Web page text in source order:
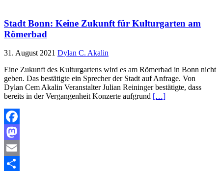
Stadt Bonn: Keine Zukunft für Kulturgarten am
Römerbad
31. August 2021 Dylan C. Akalin
Eine Zukunft des Kulturgartens wird es am Römerbad in Bonn nicht
geben. Das bestätigte ein Sprecher der Stadt auf Anfrage. Von
Dylan Cem Akalin Veranstalter Julian Reininger bestätigte, dass
bereits in der Vergangenheit Konzerte aufgrund […]
Facebook
Mastodon
Email